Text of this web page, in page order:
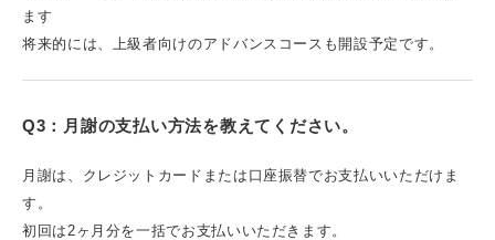
ます
将来的には、上級者向けのアドバンスコースも開設予定です。
Q3：月謝の支払い方法を教えてください。
月謝は、クレジットカードまたは口座振替でお支払いいただけま
す。
初回は2ヶ月分を一括でお支払いいただきます。